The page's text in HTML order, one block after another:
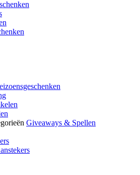
Giveaways & Spellen